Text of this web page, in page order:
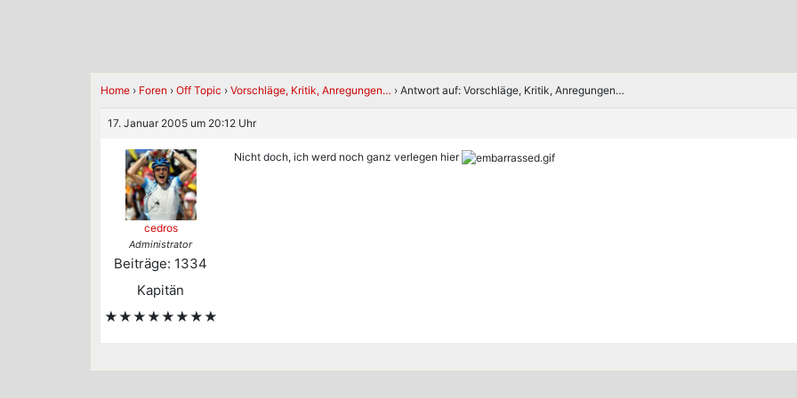
Home › Foren › Off Topic › Vorschläge, Kritik, Anregungen… › Antwort auf: Vorschläge, Kritik, Anregungen…
17. Januar 2005 um 20:12 Uhr
cedros
Administrator
Beiträge: 1334
Kapitän
★★★★★★★★
Nicht doch, ich werd noch ganz verlegen hier